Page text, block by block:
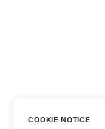
COOKIE NOTICE